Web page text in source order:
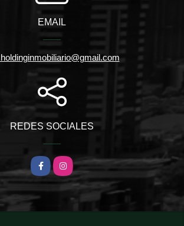
EMAIL
REDES SOCIALES
FacebookInstagram